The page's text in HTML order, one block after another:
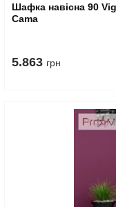
Шафка навісна 90
Cama
5.863 грн